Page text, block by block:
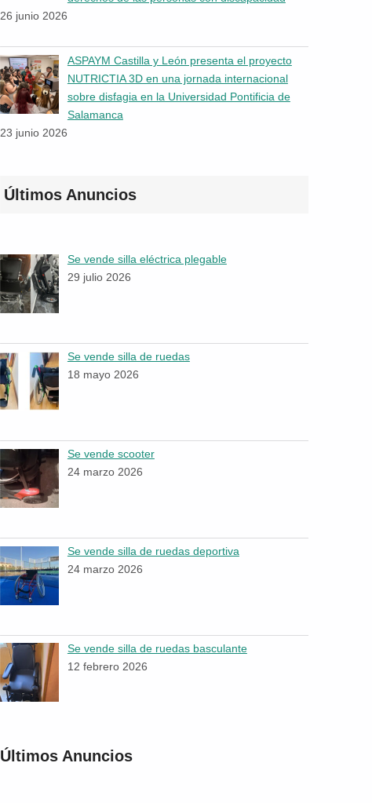
26 junio 2026
ASPAYM Castilla y León presenta el proyecto
NUTRICTIA 3D en una jornada internacional
sobre disfagia en la Universidad Pontificia de
Salamanca
23 junio 2026
Últimos Anuncios
Se vende silla eléctrica plegable
29 julio 2026
Se vende silla de ruedas
18 mayo 2026
Se vende scooter
24 marzo 2026
Se vende silla de ruedas deportiva
24 marzo 2026
Se vende silla de ruedas basculante
12 febrero 2026
Últimos Anuncios